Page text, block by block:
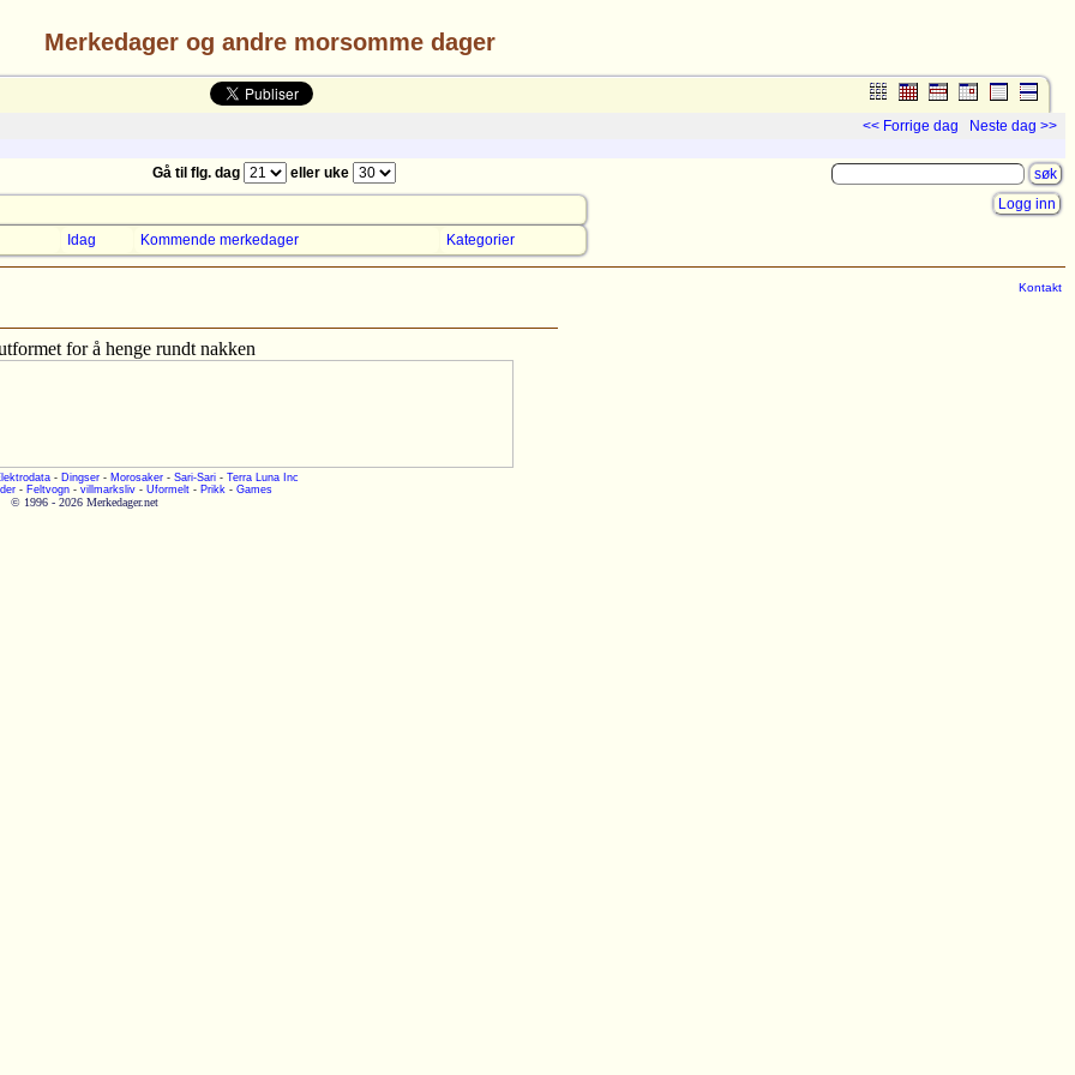
Merkedager og andre morsomme dager
<< Forrige dag Neste dag >>
Gå til flg. dag eller uke
Idag Kommende merkedager Kategorier
Logg inn
for å henge rundt nakken
- Dingser- Morosaker- Sari-Sari- Terra Luna Inc
- Feltvogn - villmarksliv - Uformelt - Prikk - Games
1996 - 2026 Merkedager.net
Kontakt